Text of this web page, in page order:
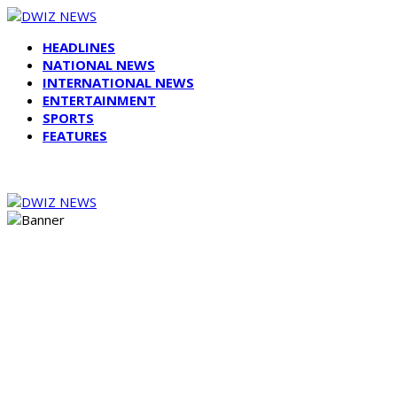
HEADLINES
NATIONAL NEWS
INTERNATIONAL NEWS
ENTERTAINMENT
SPORTS
FEATURES